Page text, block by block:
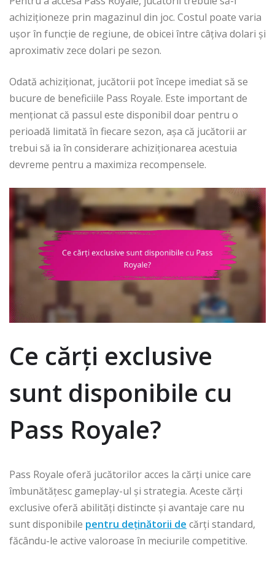
achiziționeze prin magazinul din joc. Costul poate varia
ușor în funcție de regiune, de obicei între câțiva dolari și
aproximativ zece dolari pe sezon.
Odată achiziționat, jucătorii pot începe imediat să se
bucure de beneficiile Pass Royale. Este important de
menționat că passul este disponibil doar pentru o
perioadă limitată în fiecare sezon, așa că jucătorii ar
trebui să ia în considerare achiziționarea acestuia
devreme pentru a maximiza recompensele.
Ce cărți exclusive
sunt disponibile cu
Pass Royale?
Pass Royale oferă jucătorilor acces la cărți unice care
îmbunătățesc gameplay-ul și strategia. Aceste cărți
exclusive oferă abilități distincte și avantaje care nu
sunt disponibile pentru deținătorii de cărți standard,
făcându-le active valoroase în meciurile competitive.